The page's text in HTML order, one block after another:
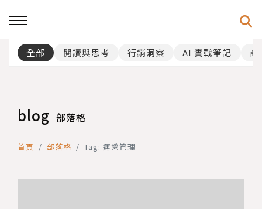
全部 閱讀與思考 行銷洞察 AI 實戰筆記 商
blog 部落格
首頁 部落格 Tag: 運營管理